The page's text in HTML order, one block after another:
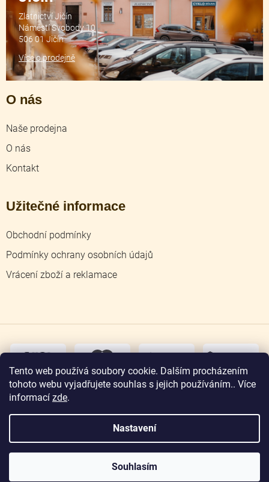
Tento web používá soubory cookie. Dalším procházením
tohoto webu vyjadřujete souhlas s jejich používáním.. Více
informací zde.
Nastavení
Souhlasím
O nás
Naše prodejna
O nás
Kontakt
Užitečné informace
Obchodní podmínky
Podmínky ochrany osobních údajů
Vrácení zboží a reklamace
Zlatnictví Jičín
Náměstí Svobody 10
506 01 Jičín
Více o prodejně
osobní
Copyright 2026Zlatnictví Jičín. Všechna práva
vyhrazena.